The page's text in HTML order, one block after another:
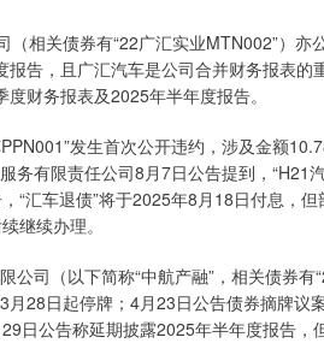
相关债券有“22广汇实业MTN002”）
告，且广汇汽车是公司合并财务报表的
财务报表及2025年半年度报告。
发生首次公开违约，涉及金额
有限责任公司8月7日公告提到，“H21
“汇车退债”将于2025年8月18日付息，
继续办理。
司（以下简称“中航产融”，相关债券
28日起停牌；4月23日公告债券摘牌议
日公告称延期披露2025年半年度报告，